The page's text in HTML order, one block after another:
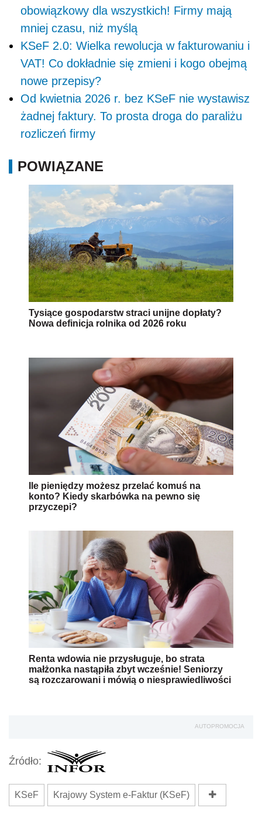
obowiązkowy dla wszystkich! Firmy mają
mniej czasu, niż myślą
KSeF 2.0: Wielka rewolucja w fakturowaniu i
VAT! Co dokładnie się zmieni i kogo obejmą
nowe przepisy?
Od kwietnia 2026 r. bez KSeF nie wystawisz
żadnej faktury. To prosta droga do paraliżu
rozliczeń firmy
POWIĄZANE
Tysiące gospodarstw straci unijne dopłaty?
Nowa definicja rolnika od 2026 roku
Ile pieniędzy możesz przelać komuś na
konto? Kiedy skarbówka na pewno się
przyczepi?
Renta wdowia nie przysługuje, bo strata
małżonka nastąpiła zbyt wcześnie! Seniorzy
są rozczarowani i mówią o niesprawiedliwości
AUTOPROMOCJA
Źródło:
KSeF Krajowy System e-Faktur (KSeF)